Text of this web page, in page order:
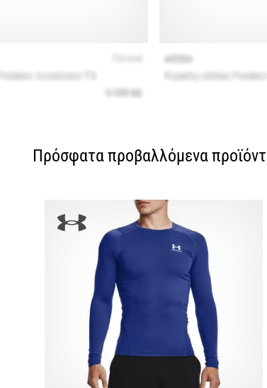
Πρόσφατα προβαλλόμενα